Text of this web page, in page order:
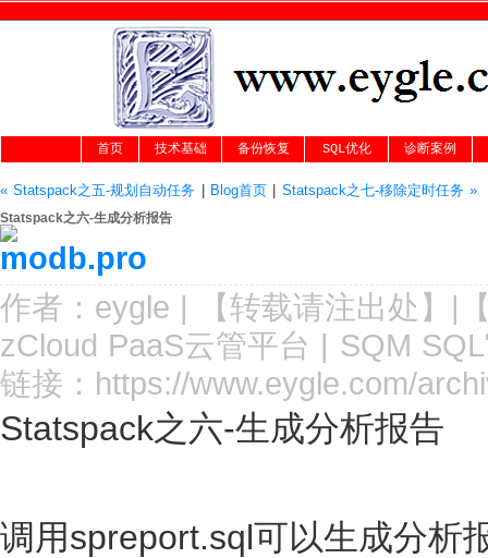
首页 技术基础 备份恢复 SQL优化 诊断案例
« Statspack之五-规划自动任务 Blog首页| Statspack之七-移除定时任务 »
Statspack之六-生成分析报告
作者： eygle | 【转载请注出处 】|
zCloud PaaS云管平台 | SQM
链接： https://www.eygle.com/
Statspack之六-生成分析报告
调用spreport.sql可以生成分析